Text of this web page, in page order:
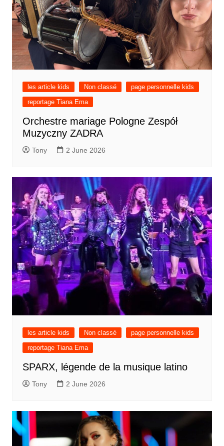
les article kids Non classé
page personnelle kids
reportage Tiana Ema
Orchestre mariage Pologne Zespół
Muzyczny ZADRA
Tony 2 June 2026
les article kids Non classé
page personnelle kids
reportage Tiana Ema
SPARX, légende de la musique latino
Tony 2 June 2026